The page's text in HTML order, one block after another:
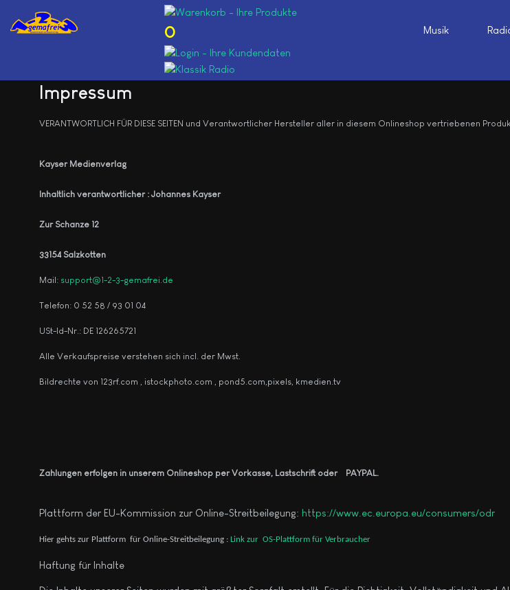
0 Musik
Impressum
VERANTWORTLICH FÜR DIESE SEITEN und Verantwortlicher Hersteller aller in diesem Onlineshop vertriebenen
Kayser Medienverlag
Inhaltlich verantwortlicher : Johannes Kayser
Zur Schanze 12
33154 Salzkotten
Mail: support@1-2-3-gemafrei.de
Telefon: 0 52 58 / 93 01 04
USt-Id-Nr.: DE 126265721
Alle Verkaufspreise verstehen sich incl. der Mwst.
Bildrechte von 123rf.com , istockphoto.com , pond5.com,pixels, kmedien.tv
Zahlungen erfolgen in unserem Onlineshop per Vorkasse, Lastschrift oder PAYPAL.
Plattform der EU-Kommission zur Online-Streitbeilegung: https://www.ec.europa.eu/consumers/odr
Hier gehts zur Plattform für Online-Streitbeilegung : Link zur OS-Plattform für Verbraucher
Haftung für Inhalte